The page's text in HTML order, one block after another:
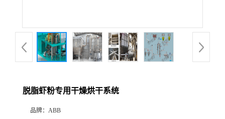
脱脂虾粉专用干燥烘干系统
品牌： ABB